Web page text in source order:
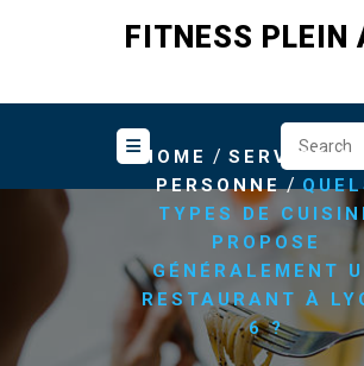
FITNESS PLEIN
HOME / SERVICE A
PERSONNE/
TYPES DE
PROPOSE
GÉNÉRALEMENT
RESTAURANT À
6 ?